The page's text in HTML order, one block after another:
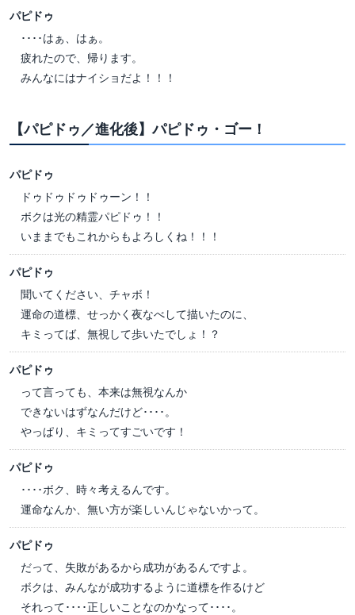
パピドゥ
････はぁ、はぁ。
疲れたので、帰ります。
みんなにはナイショだよ！！！
【パピドゥ／進化後】パピドゥ・ゴー！
パピドゥ
ドゥドゥドゥドゥーン！！
ボクは光の精霊パピドゥ！！
いままでもこれからもよろしくね！！！
パピドゥ
聞いてください、チャボ！
運命の道標、せっかく夜なべして描いたのに、
キミってば、無視して歩いたでしょ！？
パピドゥ
って言っても、本来は無視なんか
できないはずなんだけど････。
やっぱり、キミってすごいです！
パピドゥ
････ボク、時々考えるんです。
運命なんか、無い方が楽しいんじゃないかって。
パピドゥ
だって、失敗があるから成功があるんですよ。
ボクは、みんなが成功するように道標を作るけど
それって････正しいことなのかなって････。